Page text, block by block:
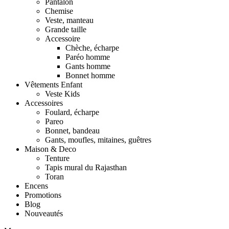
Pantalon
Chemise
Veste, manteau
Grande taille
Accessoire
Chèche, écharpe
Paréo homme
Gants homme
Bonnet homme
Vêtements Enfant
Veste Kids
Accessoires
Foulard, écharpe
Pareo
Bonnet, bandeau
Gants, moufles, mitaines, guêtres
Maison & Deco
Tenture
Tapis mural du Rajasthan
Toran
Encens
Promotions
Blog
Nouveautés